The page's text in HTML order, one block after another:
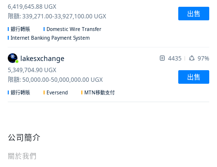
6,419,645.88 UGX
限額:339,271.00-33,927,100.00 UGX 出售
銀行轉賬
Domestic Wire Transfer
Internet Banking Payment System
lakesxchange 4435
97%
5,349,704.90 UGX
限額:50,000.00-50,000,000.00 UGX 出售
銀行轉賬 Eversend MTN移動支付
公司簡介
關於我們